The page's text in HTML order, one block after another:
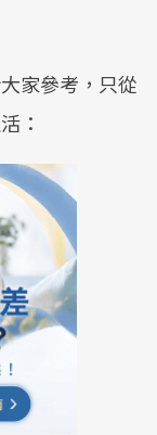
家參考，只從
：